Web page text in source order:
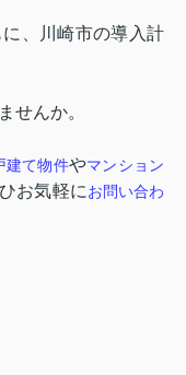
、川崎市の導入計
せんか。
建て物件やマンション
お気軽にお問い合わ